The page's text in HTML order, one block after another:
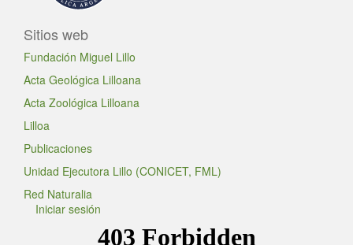
Sitios web
Fundación Miguel Lillo
Acta Geológica Lilloana
Acta Zoológica Lilloana
Lilloa
Publicaciones
Unidad Ejecutora Lillo (CONICET, FML)
Red Naturalia
Iniciar sesión